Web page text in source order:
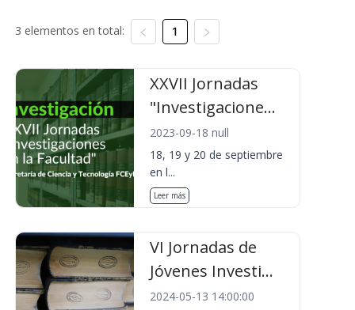
3 elementos en total: 1
XXVII Jornadas
"Investigacione...
2023-09-18 null
18, 19 y 20 de septiembre
en l...
Leer más
VI Jornadas de
Jóvenes Investi...
2024-05-13 14:00:00